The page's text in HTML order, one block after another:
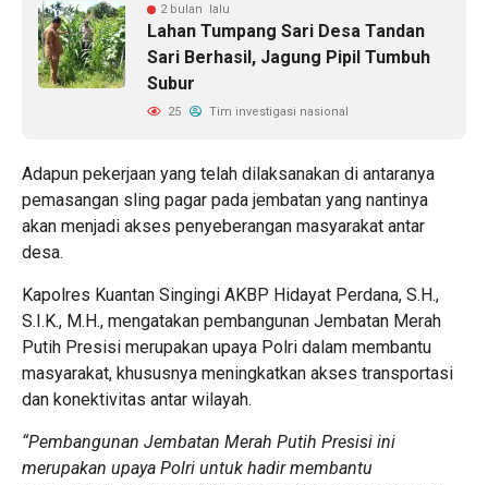
2 bulan lalu
Lahan Tumpang Sari Desa Tandan
Sari Berhasil, Jagung Pipil Tumbuh
Subur
25 Tim investigasi nasional
Adapun pekerjaan yang telah dilaksanakan di antaranya
pemasangan sling pagar pada jembatan yang nantinya
akan menjadi akses penyeberangan masyarakat antar
desa.
Kapolres Kuantan Singingi AKBP Hidayat Perdana, S.H.,
S.I.K., M.H., mengatakan pembangunan Jembatan Merah
Putih Presisi merupakan upaya Polri dalam membantu
masyarakat, khususnya meningkatkan akses transportasi
dan konektivitas antar wilayah.
“Pembangunan Jembatan Merah Putih Presisi ini
merupakan upaya Polri untuk hadir membantu